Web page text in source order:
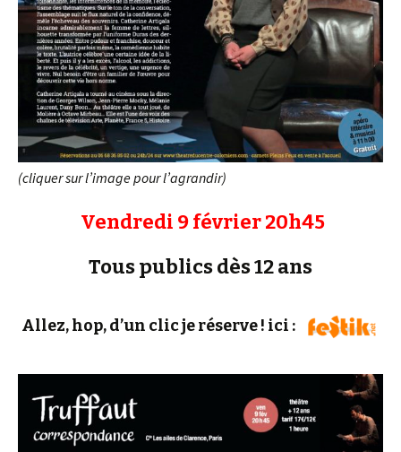
(cliquer sur l’image pour l’agrandir)
Vendredi 9 février 20h45
Tous publics dès 12 ans
Allez, hop, d’un clic je réserve ! ici :